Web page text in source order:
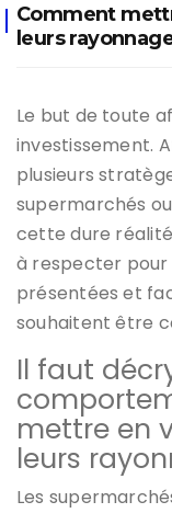
Comment
leurs
Le but de toute
investissement.
plusieurs
supermarchés
cette dure
à respecter pour
présentées et
souhaitent être
Il faut
mettre en
leurs
Les